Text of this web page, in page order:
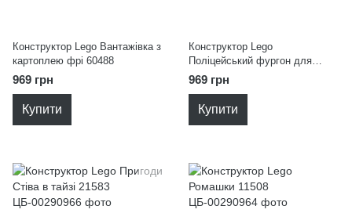
Конструктор Lego Вантажівка з
картоплею фрі 60488
969 грн
Купити
Конструктор Lego
Поліцейський фургон для
перевезення в'язнів 60479
969 грн
Купити